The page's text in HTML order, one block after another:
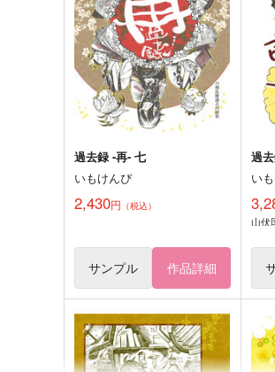
過去録 -再- 七
いもけんぴ
2,430円 （税込）
サンプル 作品詳細
過
い
山伏